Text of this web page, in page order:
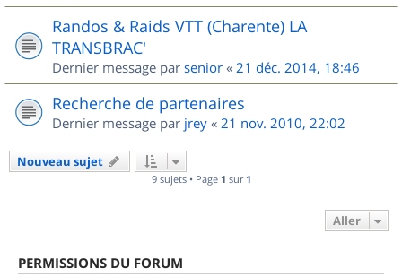
Randos & Raids VTT (Charente) LA
TRANSBRAC'
Dernier message par senior « 21 déc. 2014, 18:46
Recherche de partenaires
Dernier message par jrey « 21 nov. 2010, 22:02
Nouveau sujet
9 sujets • Page 1 sur 1
Aller
PERMISSIONS DU FORUM